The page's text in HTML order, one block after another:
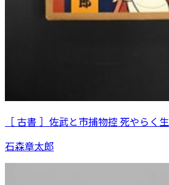
［ 古書 ］佐武と市捕物控 死やらく生
石森章太郎